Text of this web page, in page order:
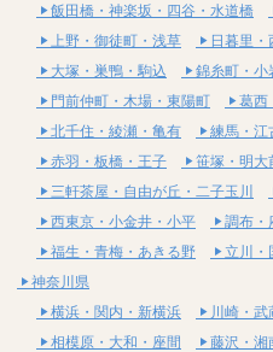
飯田橋・神楽坂・四谷・水道橋
上野・御徒町・浅草
日暮里・
大塚・巣鴨・駒込
錦糸町・小
門前仲町・木場・東陽町
葛西
北千住・綾瀬・亀有
練馬・江
赤羽・板橋・王子
笹塚・明大
三軒茶屋・自由が丘・二子玉川
西東京・小金井・小平
調布・
福生・青梅・あきる野
立川・
神奈川県
横浜・関内・新横浜
川崎・武
相模原・大和・座間
藤沢・湘